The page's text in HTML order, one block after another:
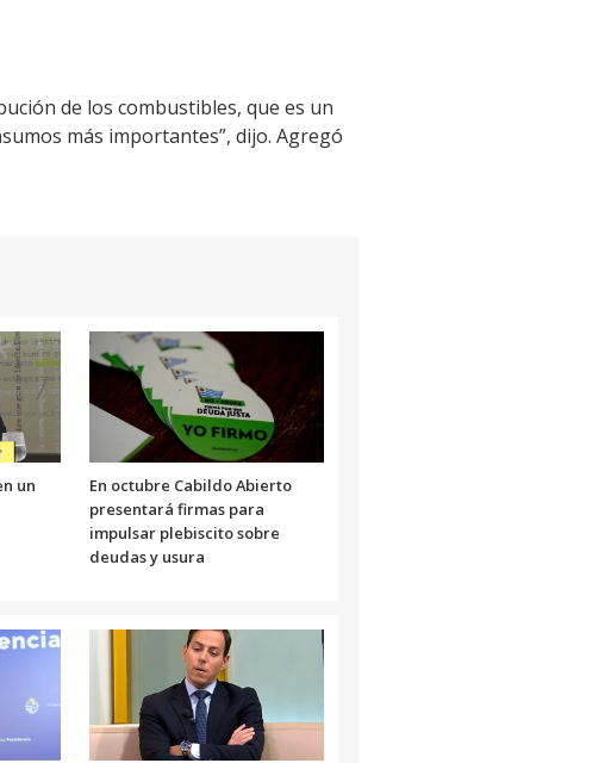
de los combustibles, que es un
más importantes”, dijo. Agregó
un
En octubre Cabildo Abierto
presentará firmas para
impulsar plebiscito sobre
deudas y usura